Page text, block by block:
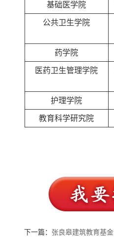
基础医学院
公共卫生学院
药学院
医药卫生管理学院
护理学院
教育科学研究院
下一篇： 张良皋建筑教育基金